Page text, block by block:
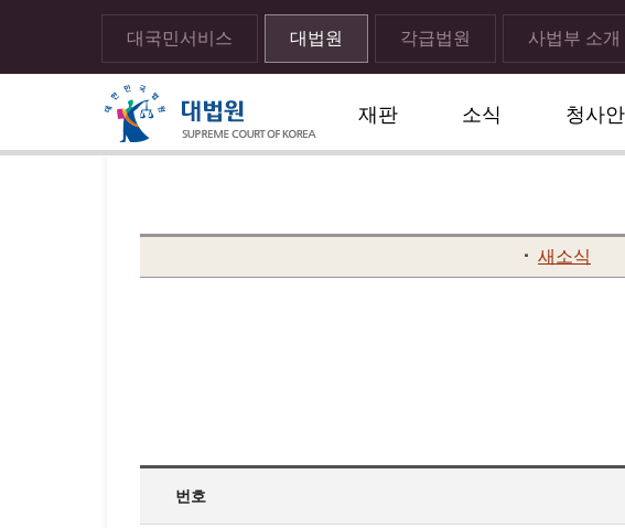
대국민서비스 대법원 각급법원 사법부 소개
재판 소식 청사
메뉴전체보기
새소식
번호